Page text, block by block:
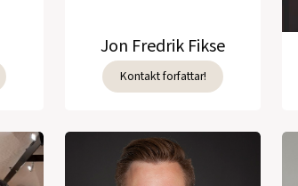
Jon Fredrik Fikse
Kontakt forfattar!